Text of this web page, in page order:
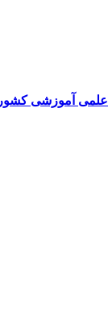
علمی آموزشی کشور